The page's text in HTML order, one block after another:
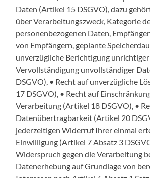
Daten (Artikel 15 DSGVO), dazu
über Verarbeitungszweck, Kategorie
personenbezogenen Daten,
von Empfängern, geplante
unverzügliche Berichtigung
Vervollständigung unvollständiger
DSGVO), • Recht auf unverzügliche
17 DSGVO), • Recht auf
Verarbeitung (Artikel 18 DSGVO), •
Datenübertragbarkeit (Artikel 20
jederzeitigen Widerruf Ihrer einmal
Einwilligung (Artikel 7 Absatz 3
Widerspruch gegen die Verarbeitung
Datenerhebung auf Grundlage von